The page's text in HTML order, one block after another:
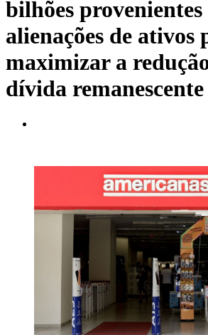
bilhões provenientes
alienações de ativos
maximizar a
dívida remanescente